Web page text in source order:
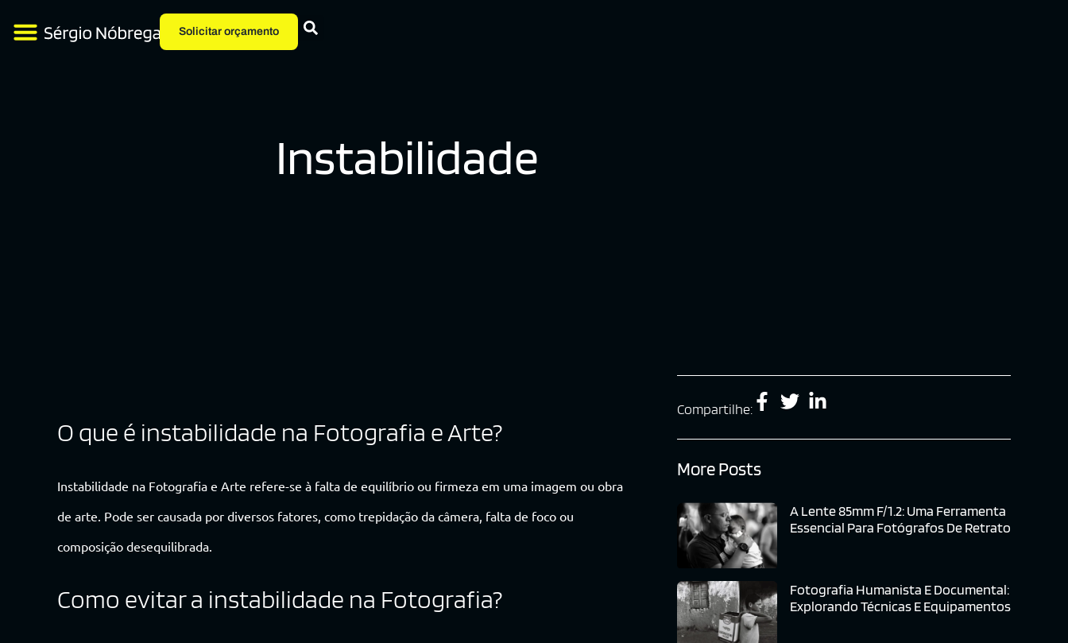
Solicitar orçamento
Instabilidade
O que é instabilidade na Fotografia e Arte?
Instabilidade na Fotografia e Arte refere-se à falta de equilíbrio ou firmeza em uma imagem ou obra
de arte. Pode ser causada por diversos fatores, como trepidação da câmera, falta de foco ou
composição desequilibrada.
Como evitar a instabilidade na Fotografia?
Compartilhe:
More Posts
A Lente 85mm F/1.2: Uma Ferramenta
Essencial Para Fotógrafos De Retrato
Fotografia Humanista E Documental:
Explorando Técnicas E Equipamentos